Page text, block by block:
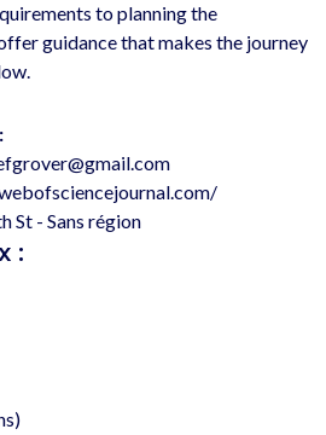
to planning the
guidance that makes the journey
St - Sans région
: